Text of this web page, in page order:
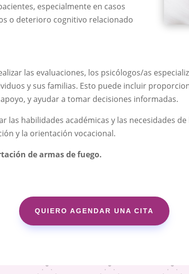
especialmente en casos
o deterioro cognitivo relacionado
las evaluaciones, los psicólogos/as
y sus familias. Esto puede incluir
y ayudar a tomar decisiones informadas.
las habilidades académicas y las necesidades
y la orientación vocacional.
de armas de fuego.
QUIERO AGENDAR UNA CITA